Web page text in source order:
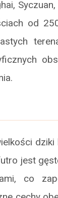
od
jest
co